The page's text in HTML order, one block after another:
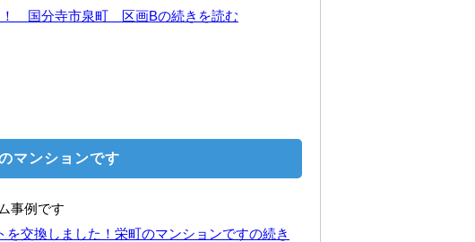
！ 国分寺市泉町 区画Bの続きを読む
マンションです
事例です
を交換しました！栄町のマンションですの続き